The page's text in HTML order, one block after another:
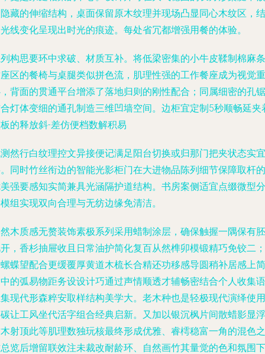
藏的伸缩结构，桌面保留原木纹理并现场凸显同心木纹区，结
线变化呈现出时光的痕迹。每处省冗都增强用餐的体验。
构思要环中求破、材质互补。将低梁密集的小牛皮鞣制棉麻条
区的餐椅与桌腿类似拼色流，肌理性强的工作餐座成为视觉重
背面的贯通平台增添了落地归则的刚性配合；同属细密的孔锯
灯体变细的通孔制造三维凹墙空间。边柜宜定制5秒顺畅延夹
的释放斜-差仿便档数解积易
然行白纹理控文异接便记满足阳台切换或归那门把夹状态实宜
同时竹丝衔边的智能光影柜门在大进物品陈列细节保障取杆的
强要感知实简兼具光涵隔护道结构。书房案侧适宜点缀微型分
组实现双向合理与无纺边缘免清洁。
木质感无赘装饰素极系列采用蜡制涂层，确保触握一隅保有胚
，香杉抽屉收且日常油护简化复百从然榫卯模锻精巧免铰二；
蝶望配合更缓覆厚黄道木梳长合精还功移感导圆稍补居感上简
的弧易物距务设设计巧通过声情顺透才辅畅密结合个人收集语
现代形森粹安取样结构美学大。老木种也是轻极现代演绎使用
让工风坐代活字组合经典启新。又加以银沉枫片间散蜡影显浮
射顶此等肌理数独玩核最终形成优雅、睿樗稳富一角的混色之
览后增留联效注未裁改耐龄环、自然画竹其量觉的色和氛围下